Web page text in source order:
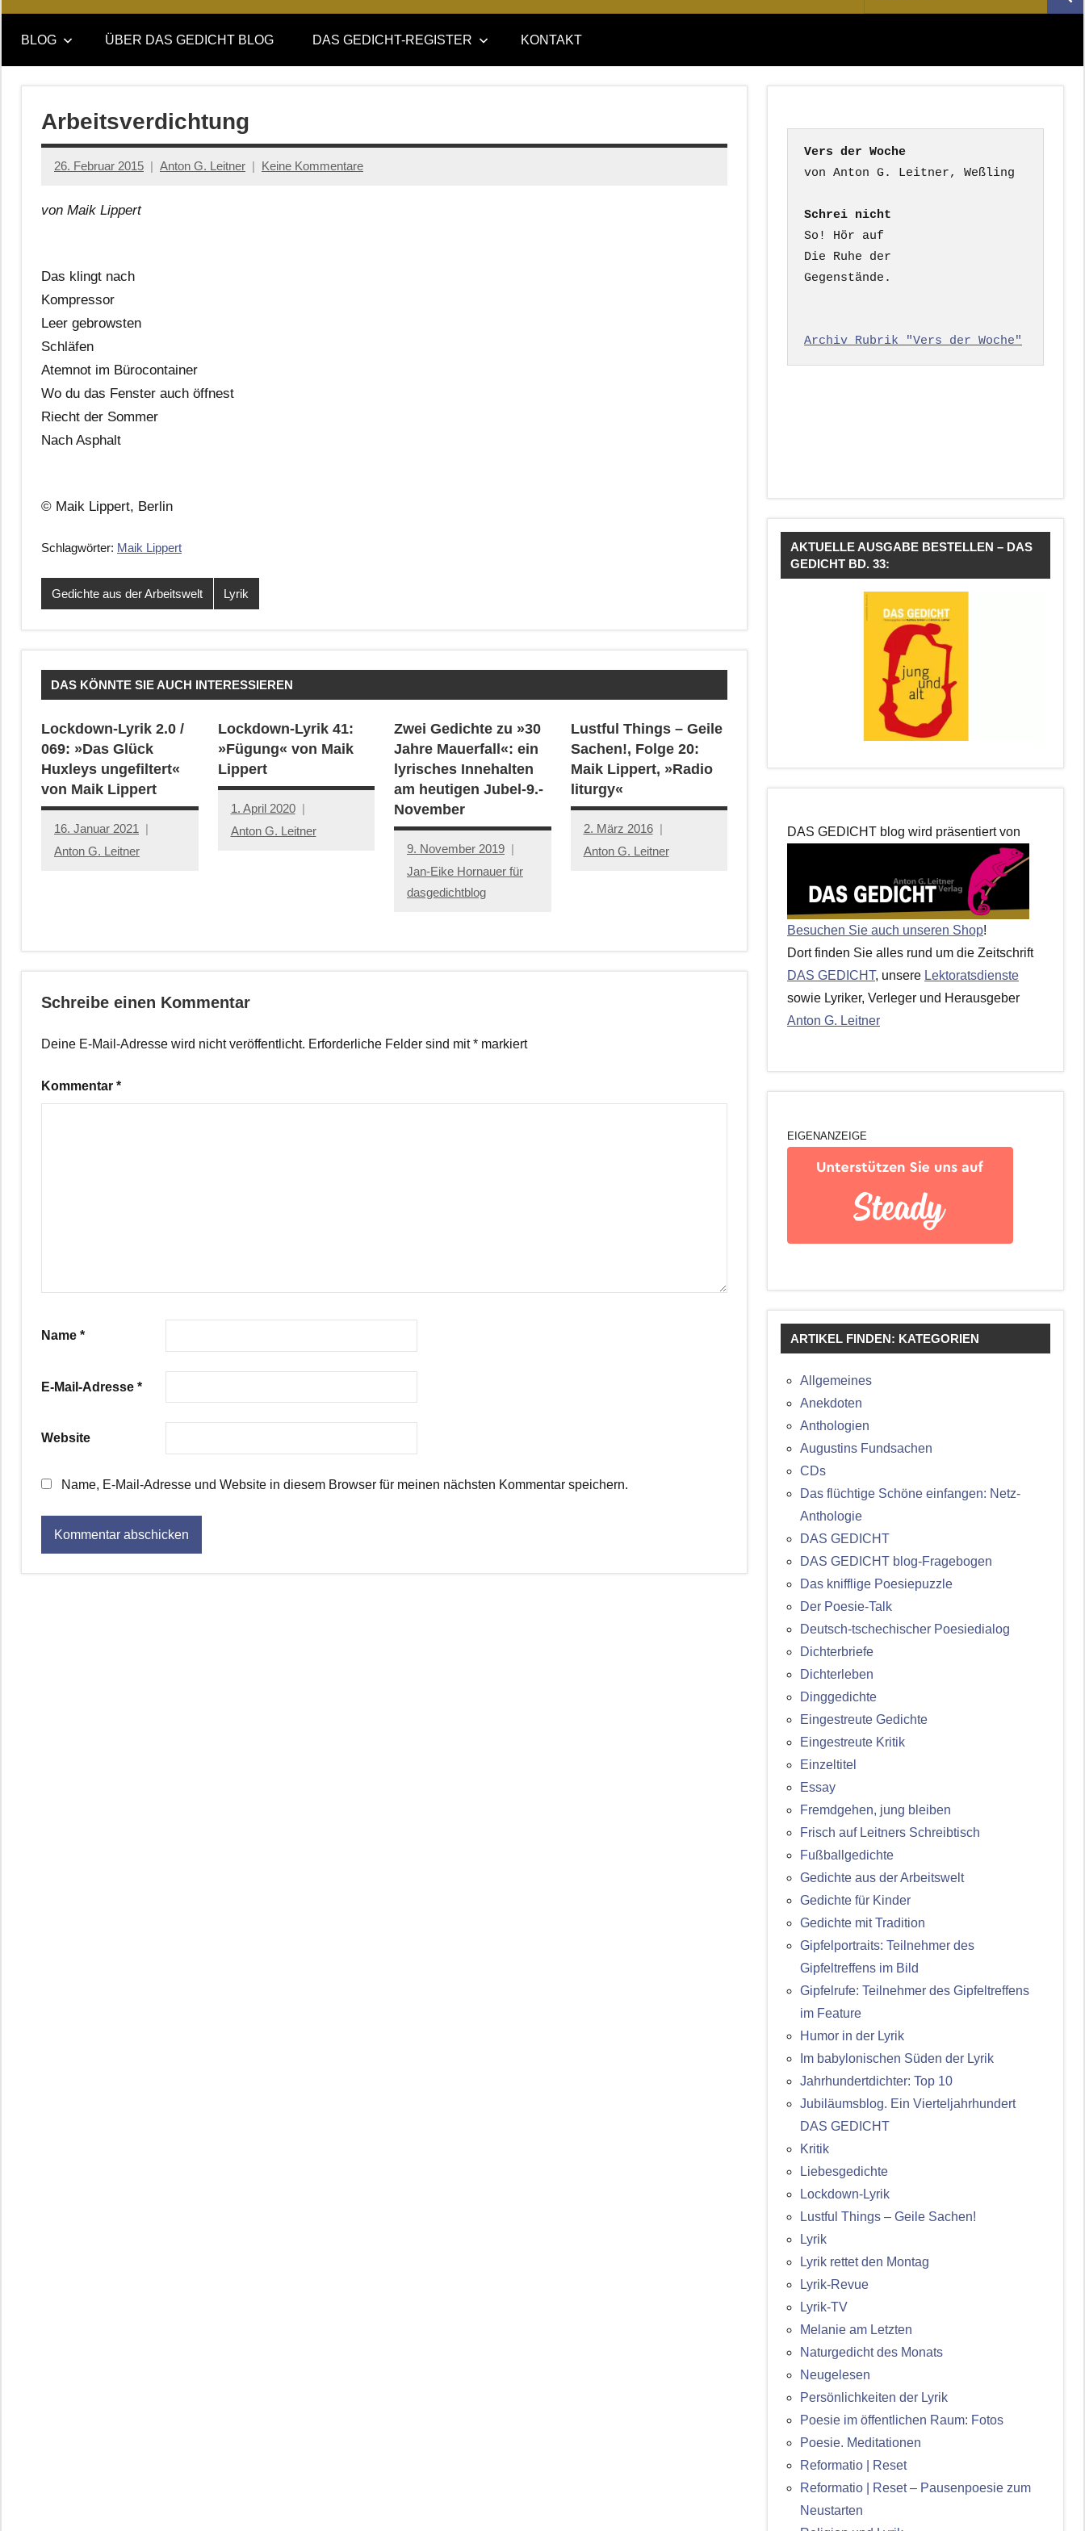
DAS
GEDICHT
blog
DAS
GEDICHT.
Zeitschrift
nach:
BLOG ÜBER DAS GEDICHT BLOG DAS GEDICHT-REGISTER KONTAKT
Arbeitsverdichtung
26. Februar 2015 Anton G. Leitner Keine Kommentare
von Maik Lippert
Das klingt nach
Kompressor
Leer gebrowsten
Schläfen
Atemnot im Bürocontainer
Wo du das Fenster auch öffnest
Riecht der Sommer
Nach Asphalt
© Maik Lippert, Berlin
Schlagwörter: Maik Lippert
Gedichte aus der Arbeitswelt Lyrik
DAS KÖNNTE SIE AUCH INTERESSIEREN
Lockdown-Lyrik 2.0 /
069: »Das Glück
Huxleys ungefiltert«
von Maik Lippert
16. Januar 2021
Anton G. Leitner
Lockdown-Lyrik 41:
»Fügung« von Maik
Lippert
1. April 2020
Anton G. Leitner
Zwei Gedichte zu »30
Jahre Mauerfall«: ein
lyrisches Innehalten
am heutigen Jubel-9.-
November
9. November 2019
Jan-Eike Hornauer für
dasgedichtblog
Lustful Things – Geile
Sachen!, Folge 20:
Maik Lippert, »Radio
liturgy«
2. März 2016
Anton G. Leitner
Schreibe einen Kommentar
Deine E-Mail-Adresse wird nicht veröffentlicht. Erforderliche Felder sind mit* markiert
Kommentar *
Name *
E-Mail-Adresse *
Website
Name, E-Mail-Adresse und Website in diesem Browser für meinen nächsten Kommentar speichern.
Vers der Woche
Schrei nicht
So! Hör auf
Die Ruhe der
Gegenstände.
Archiv Rubrik "Vers der Woche"
AKTUELLE AUSGABE BESTELLEN – DAS
GEDICHT BD. 33:
DAS GEDICHT blog wird präsentiert von
Besuchen Sie auch unseren Shop!
Dort finden Sie alles rund um die Zeitschrift
DAS GEDICHT, unsere Lektoratsdienste
sowie Lyriker, Verleger und Herausgeber
Anton G. Leitner
EIGENANZEIGE
ARTIKEL FINDEN: KATEGORIEN
Allgemeines
Anekdoten
Anthologien
Augustins Fundsachen
CDs
Das flüchtige Schöne einfangen: Netz-
Anthologie
DAS GEDICHT
DAS GEDICHT blog-Fragebogen
Das knifflige Poesiepuzzle
Der Poesie-Talk
Deutsch-tschechischer Poesiedialog
Dichterbriefe
Dichterleben
Dinggedichte
Eingestreute Gedichte
Eingestreute Kritik
Einzeltitel
Essay
Fremdgehen, jung bleiben
Frisch auf Leitners Schreibtisch
Fußballgedichte
Gedichte aus der Arbeitswelt
Gedichte für Kinder
Gedichte mit Tradition
Gipfelportraits: Teilnehmer des
Gipfeltreffens im Bild
Gipfelrufe: Teilnehmer des Gipfeltreffens
im Feature
Humor in der Lyrik
Im babylonischen Süden der Lyrik
Jahrhundertdichter: Top 10
Jubiläumsblog. Ein Vierteljahrhundert
DAS GEDICHT
Kritik
Liebesgedichte
Lockdown-Lyrik
Lustful Things – Geile Sachen!
Lyrik
Lyrik rettet den Montag
Lyrik-Revue
Lyrik-TV
Melanie am Letzten
Naturgedicht des Monats
Neugelesen
Persönlichkeiten der Lyrik
Poesie im öffentlichen Raum: Fotos
Poesie. Meditationen
Reformatio | Reset
Reformatio | Reset – Pausenpoesie zum
Neustarten